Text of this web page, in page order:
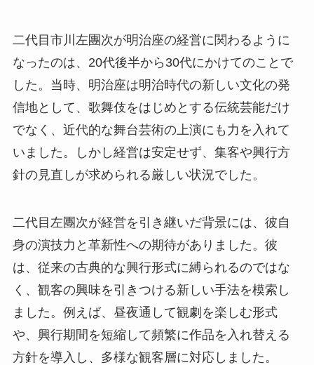
二代目市川左團次が明治座の経営に関わるように
なったのは、20代後半から30代にかけてのことで
した。当時、明治座は明治時代の新しい文化の発
信地として、歌舞伎をはじめとする伝統芸能だけ
でなく、近代的な舞台芸術の上演にも力を入れて
いました。しかし経営は安定せず、集客や興行方
針の見直しが求められる厳しい状況でした。
二代目左團次が経営を引き継いだ背景には、彼自
身の演技力と革新性への期待がありました。彼
は、従来の古典的な興行形式に縛られるのではな
く、観客の興味を引きつける新しい手法を模索し
ました。例えば、昼夜通して観劇を楽しむ形式
や、興行期間を短縮して頻繁に作品を入れ替える
方針を導入し、多様な観客層に対応しました。